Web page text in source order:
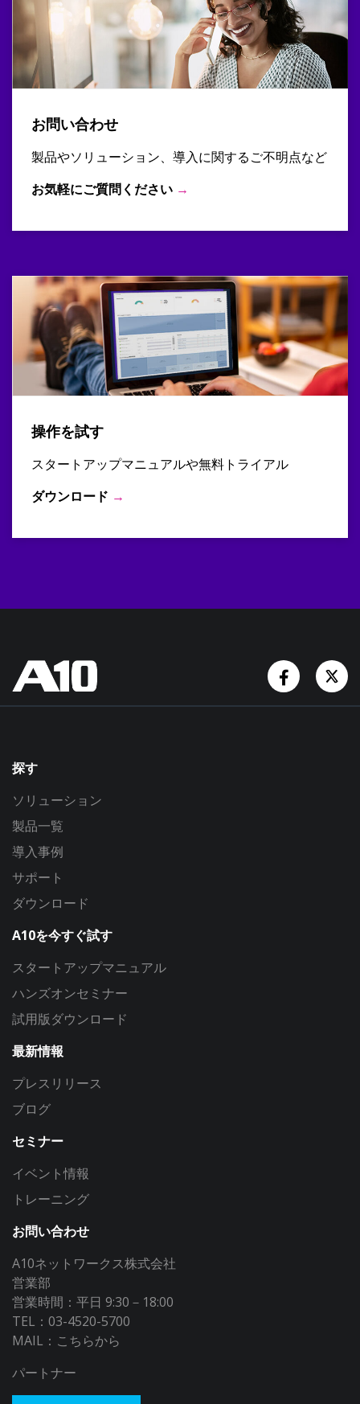
お問い合わせ
製品やソリューション、導入に関するご不明点など
お気軽にご質問ください →
操作を試す
スタートアップマニュアルや無料トライアル
ダウンロード →
探す
ソリューション
製品一覧
導入事例
サポート
ダウンロード
A10を今すぐ試す
スタートアップマニュアル
ハンズオンセミナー
試用版ダウンロード
最新情報
プレスリリース
ブログ
セミナー
イベント情報
トレーニング
お問い合わせ
A10ネットワークス株式会社
営業部
営業時間：平日 9:30－18:00
TEL：03-4520-5700
MAIL： こちらから
パートナー